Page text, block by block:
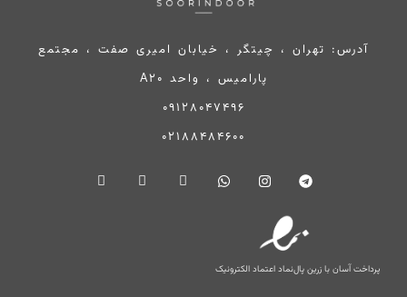
آدرس: تهران ، چیتگر ، خیابان امیری صفت ، مجتمع
پارامیس ، واحد A20
09128047496
02188484600
پرداخت آسان با زرین پالنماد اعتماد الکترونیک